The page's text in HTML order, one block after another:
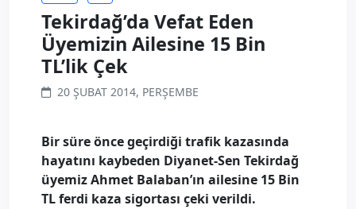
Tekirdağ’da Vefat Eden
Üyemizin Ailesine 15 Bin
TL’lik Çek
20 ŞUBAT 2014, PERŞEMBE
Bir süre önce geçirdiği trafik kazasında
hayatını kaybeden Diyanet-Sen Tekirdağ
üyemiz Ahmet Balaban’ın ailesine 15 Bin
TL ferdi kaza sigortası çeki verildi.